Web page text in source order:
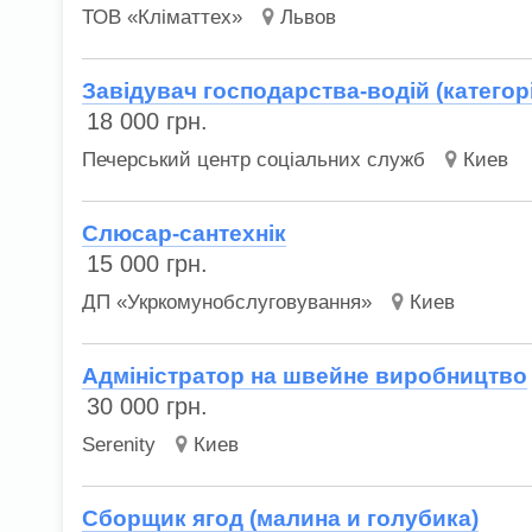
ТОВ «Кліматтех» Львов
Завідувач господарства-водій
18 000 грн.
Печерський центр соціальних служб Киев
Слюсар-сантехнік
15 000 грн.
ДП «Укркомунобслуговування» Киев
Адміністратор на швейне виробництво
30 000 грн.
Serenity Киев
Сборщик ягод (малина и голубика)